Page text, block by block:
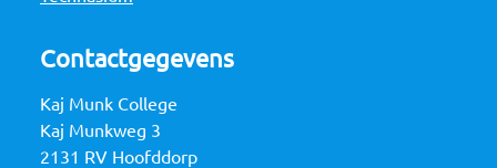
Contactgegevens
Kaj Munk College
Kaj Munkweg 3
2131 RV Hoofddorp